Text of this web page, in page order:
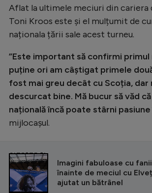
Creează cont
Aflat la ultimele meciuri din
Toni Kroos este și el mulțumit de
naționala țării sale acest turneu.
”Este important să confirmi
puține ori am câștigat primele
fost mai greu decât cu Scoția, dar
descurcat bine. Mă bucur să văd
națională încă poate stârni pasiune
mijlocașul.
CITEȘTE ȘI
Imagini fabuloase cu
înainte de meciul cu
ajutat un bătrânel